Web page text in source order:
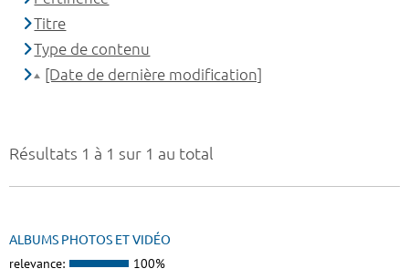
Résultats 1 à 1 sur 1 au total
ALBUMS PHOTOS ET VIDÉO
relevance: 100%
Titre
Type de contenu
[Date de dernière modification]